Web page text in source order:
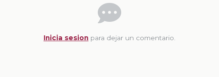
Inicia sesion para dejar un comentario.